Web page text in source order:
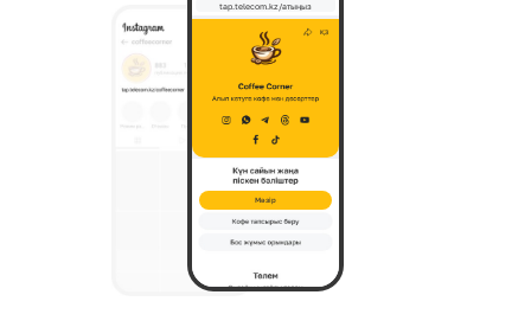
Мәзір
tap.telecom.kz/атыңыз